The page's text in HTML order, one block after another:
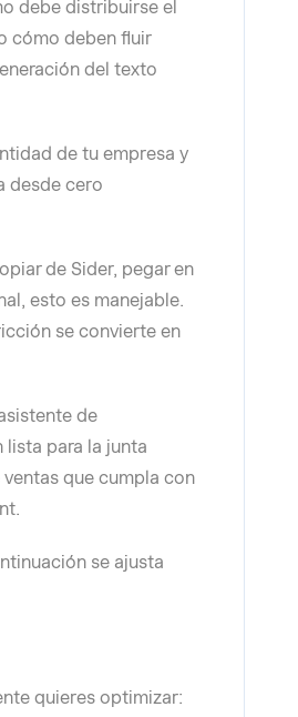
debe distribuirse el
cómo deben fluir
del texto
de tu empresa y
desde cero
de Sider, pegar en
esto es manejable.
se convierte en
de
para la junta
que cumpla con
se ajusta
quieres optimizar: